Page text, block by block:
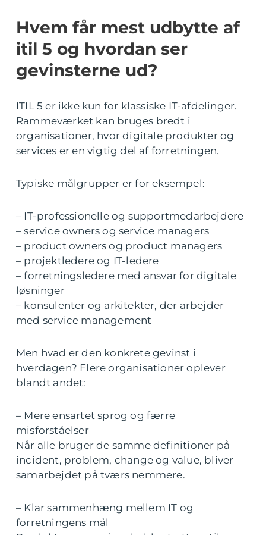
Hvem får mest udbytte af
itil 5 og hvordan ser
gevinsterne ud?
ITIL 5 er ikke kun for klassiske IT-afdelinger.
Rammeværket kan bruges bredt i
organisationer, hvor digitale produkter og
services er en vigtig del af forretningen.
Typiske målgrupper er for eksempel:
– IT-professionelle og supportmedarbejdere
– service owners og service managers
– product owners og product managers
– projektledere og IT-ledere
– forretningsledere med ansvar for digitale
løsninger
– konsulenter og arkitekter, der arbejder
med service management
Men hvad er den konkrete gevinst i
hverdagen? Flere organisationer oplever
blandt andet:
– Mere ensartet sprog og færre
misforståelser
Når alle bruger de samme definitioner på
incident, problem, change og value, bliver
samarbejdet på tværs nemmere.
– Klar sammenhæng mellem IT og
forretningens mål